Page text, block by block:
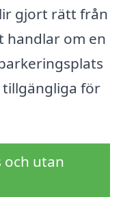
gjort rätt från
handlar om en
för
och utan